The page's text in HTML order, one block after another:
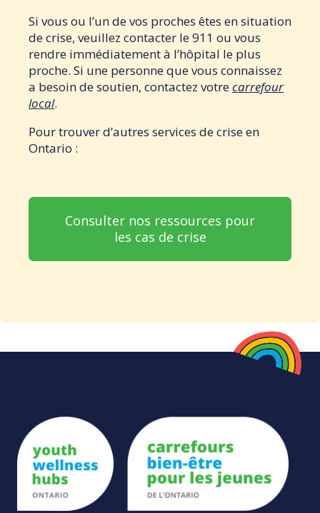
Si vous ou l’un de vos proches êtes en situation
de crise, veuillez contacter le 911 ou vous
rendre immédiatement à l’hôpital le plus
proche. Si une personne que vous connaissez
a besoin de soutien, contactez votrecarrefour
local.
Pour trouver d’autres services de crise en
Ontario :
Consulter nos ressources pour
les cas de crise